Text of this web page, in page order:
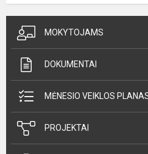
MOKYTOJAMS
DOKUMENTAI
MĖNESIO VEIKLOS
PROJEKTAI